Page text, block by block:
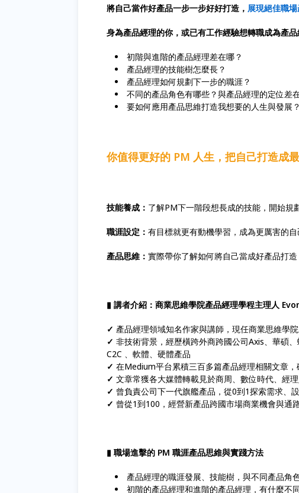
將自己當作好產品一步一步好好打造， 展現絕佳職場
身為產品經理的你，或已有工作經驗想轉職成為產
初階與進階的產品經理差在哪？
產品經理的技能樹怎麼長？
產品經理如何規劃下一步的職涯？
不同的產品角色有哪些？與產品經理的定位差
要如何應用產品思維打造我想要的人生與發展？
你值得更好的 PM 人生，把自己打造成
技能養成： 了解PM下一階段想長成的技能，開始規
職涯設定： 有目標就更有動機學習，成為更厲害的自
產品思維： 實際帶你了解如何將自己當成好產品打
▮ 講者介紹：商業思維學院產品經理學程主理人
✓ 產品經理領域知名作家與講師，現任商業思維學
✓ 非技術背景，經歷橫跨外商跨國公司Axis、華碩
C2C 、軟體、硬體產品
✓ 在Medium平台累積三百多篇產品經理相關文章
✓ 文章常獲各大媒體轉載見於商周、數位時代、
✓ 曾負責公司下一代旗艦產品，從0到1探索需求、
✓ 曾從1到100，經營新產品跨國市場商業機會與通
▮ 職場進擊的 PM 職涯產品思維與實踐方法
產品經理的職涯發展、技能樹，與不同產品角
初階的產品經理和進階的產品經理，有什麼不